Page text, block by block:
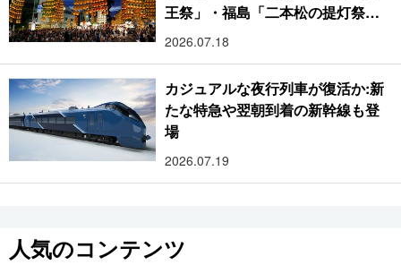
王祭」・福島「二本松の提灯祭
り」:おびただしい灯火が夜空を照
2026.07.18
カジュアルな夜行列車が復活か:新
たな特急や翌朝到着の新幹線も登
場
2026.07.19
人気のコンテンツ